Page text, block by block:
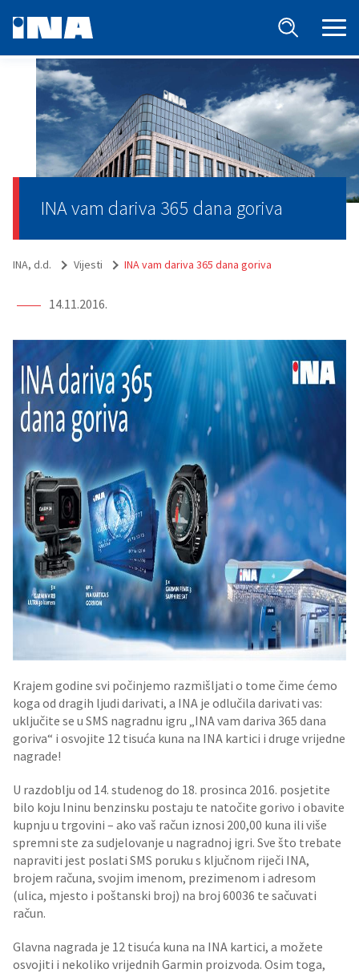
INA vam dariva 365 dana goriva
INA, d.d. Vijesti INA vam dariva 365 dana goriva
14.11.2016.
Krajem godine svi počinjemo razmišljati o tome čime ćemo
koga od dragih ljudi darivati, a INA je odlučila darivati vas:
uključite se u SMS nagradnu igru „INA vam dariva 365 dana
goriva“ i osvojite 12 tisuća kuna na INA kartici i druge vrijedne
nagrade!
U razdoblju od 14. studenog do 18. prosinca 2016. posjetite
bilo koju Ininu benzinsku postaju te natočite gorivo i obavite
kupnju u trgovini – ako vaš račun iznosi 200,00 kuna ili više
spremni ste za sudjelovanje u nagradnoj igri. Sve što trebate
napraviti jest poslati SMS poruku s ključnom riječi INA,
brojem računa, svojim imenom, prezimenom i adresom
(ulica, mjesto i poštanski broj) na broj 60036 te sačuvati
račun.
Glavna nagrada je 12 tisuća kuna na INA kartici, a možete
osvojiti i nekoliko vrijednih Garmin proizvoda. Osim toga,